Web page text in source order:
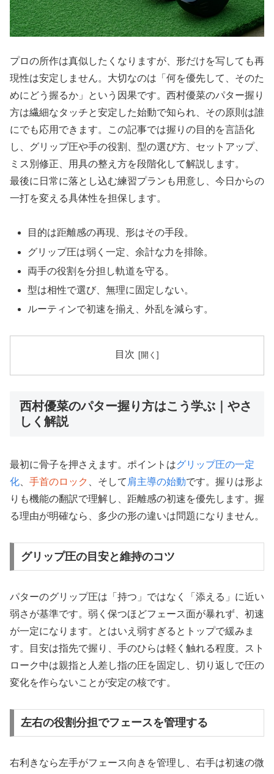
プロの所作は真似したくなりますが、形だけを写しても再
現性は安定しません。大切なのは「何を優先して、そのた
めにどう握るか」という因果です。西村優菜のパター握り
方は繊細なタッチと安定した始動で知られ、その原則は誰
にでも応用できます。この記事では握りの目的を言語化
し、グリップ圧や手の役割、型の選び方、セットアップ、
ミス別修正、用具の整え方を段階化して解説します。
最後に日常に落とし込む練習プランも用意し、今日からの
一打を変える具体性を担保します。
目的は距離感の再現、形はその手段。
グリップ圧は弱く一定、余計な力を排除。
両手の役割を分担し軌道を守る。
型は相性で選び、無理に固定しない。
ルーティンで初速を揃え、外乱を減らす。
目次
西村優菜のパター握り方はこう学ぶ｜やさ
しく解説
最初に骨子を押さえます。ポイントはグリップ圧の一定
化
手首のロック 、そして 肩主導の始動です。握りは形よ
りも機能の翻訳で理解し、距離感の初速を優先します。握
る理由が明確なら、多少の形の違いは問題になりません。
グリップ圧の目安と維持のコツ
パターのグリップ圧は「持つ」ではなく「添える」に近い
弱さが基準です。弱く保つほどフェース面が暴れず、初速
が一定になります。とはいえ弱すぎるとトップで緩みま
す。目安は指先で握り、手のひらは軽く触れる程度。スト
ローク中は親指と人差し指の圧を固定し、切り返しで圧の
変化を作らないことが安定の核です。
左右の役割分担でフェースを管理する
右利きなら左手がフェース向きを管理し、右手は初速の微